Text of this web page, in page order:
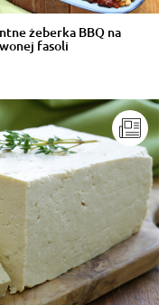
żeberka BBQ na
fasoli